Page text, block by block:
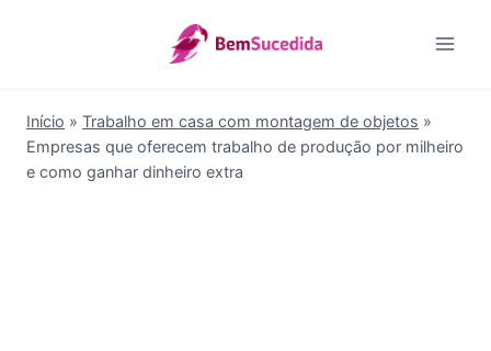
Início » Trabalho em casa com montagem de objetos »
Empresas que oferecem trabalho de produção por milheiro
e como ganhar dinheiro extra